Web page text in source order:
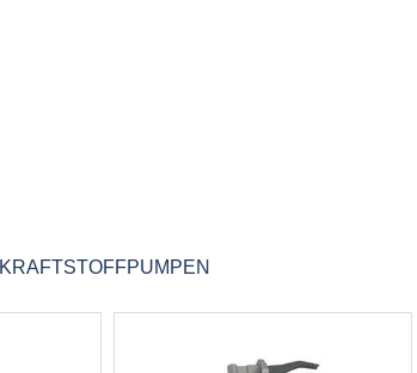
KRAFTSTOFFPUMPEN